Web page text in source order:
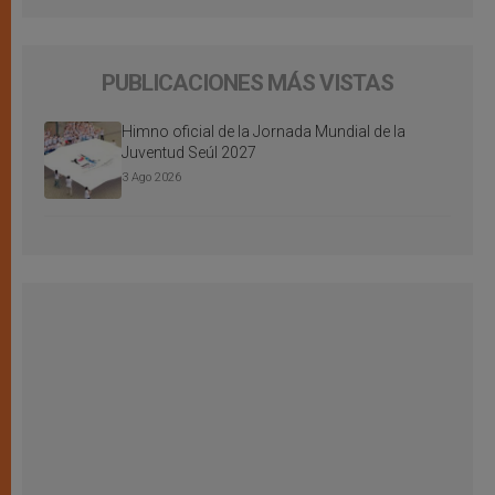
PUBLICACIONES MÁS VISTAS
Himno oficial de la Jornada Mundial de la
Juventud Seúl 2027
3 Ago 2026